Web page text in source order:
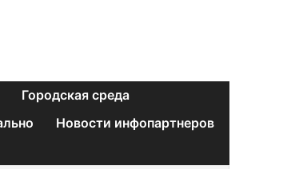
Городская среда
Новости инфопартнеров